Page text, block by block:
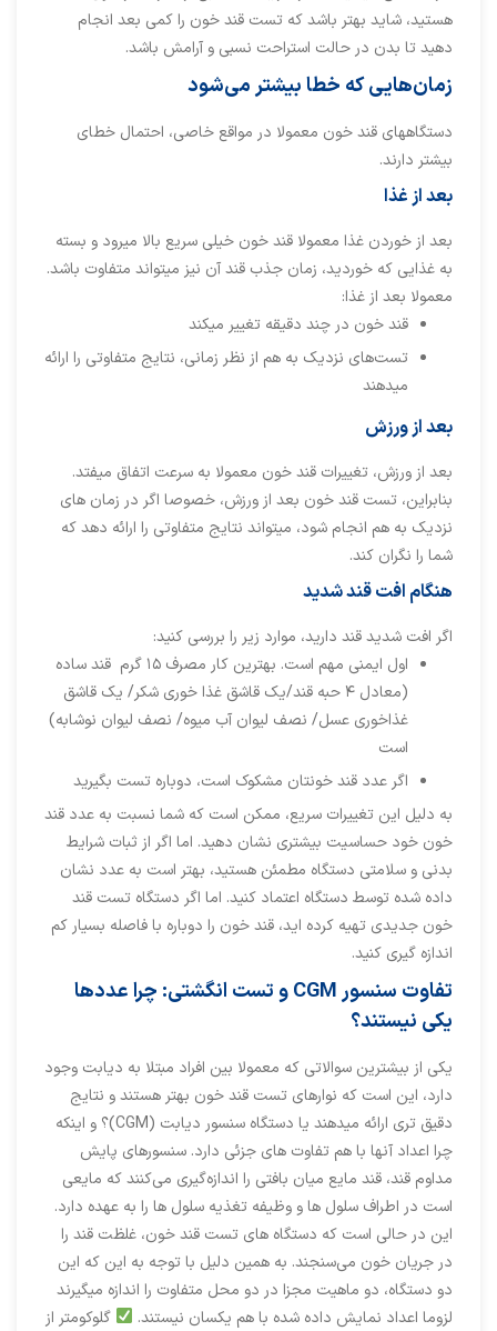
هستید، شاید بهتر باشد که تست قند خون را کمی بعد انجام
دهید تا بدن در حالت استراحت نسبی و آرامش باشد.
زمان‌هایی که خطا بیشتر می‌شود
دستگاههای قند خون معمولا در مواقع خاصی، احتمال خطای
بیشتر دارند.
بعد از غذا
بعد از خوردن غذا معمولا قند خون خیلی سریع بالا میرود و بسته
به غذایی که خوردید، زمان جذب قند آن نیز میتواند متفاوت باشد.
معمولا بعد از غذا:
قند خون در چند دقیقه تغییر میکند
تست‌های نزدیک به هم از نظر زمانی، نتایج متفاوتی را ارائه
میدهند
بعد از ورزش
بعد از ورزش، تغییرات قند خون معمولا به سرعت اتفاق میفتد.
بنابراین، تست قند خون بعد از ورزش، خصوصا اگر در زمان های
نزدیک به هم انجام شود، میتواند نتایج متفاوتی را ارائه دهد که
شما را نگران کند.
هنگام افت قند شدید
اگر افت شدید قند دارید، موارد زیر را بررسی کنید:
اول ایمنی مهم است. بهترین کار مصرف ۱۵ گرم قند ساده
(معادل ۴ حبه قند/یک قاشق غذا خوری شکر/ یک قاشق
غذاخوری عسل/ نصف لیوان آب میوه/ نصف لیوان نوشابه)
است
اگر عدد قند خونتان مشکوک است، دوباره تست بگیرید
به دلیل این تغییرات سریع، ممکن است که شما نسبت به عدد قند
خون خود حساسیت بیشتری نشان دهید. اما اگر از ثبات شرایط
بدنی و سلامتی دستگاه مطمئن هستید، بهتر است به عدد نشان
داده شده توسط دستگاه اعتماد کنید. اما اگر دستگاه تست قند
خون جدیدی تهیه کرده اید، قند خون را دوباره با فاصله بسیار کم
اندازه گیری کنید.
تفاوت سنسور CGM و تست انگشتی: چرا عددها
یکی نیستند؟
یکی از بیشترین سوالاتی که معمولا بین افراد مبتلا به دیابت وجود
دارد، این است که نوارهای تست قند خون بهتر هستند و نتایج
دقیق تری ارائه میدهند یا دستگاه سنسور دیابت (CGM)؟ و اینکه
چرا اعداد آنها با هم تفاوت های جزئی دارد. سنسورهای پایش
مداوم قند، قند مایع میان بافتی را اندازه‌گیری می‌کنند که مایعی
است در اطراف سلول ها و وظیفه تغذیه سلول ها را به عهده دارد.
این در حالی است که دستگاه های تست قند خون، غلظت قند را
در جریان خون می‌سنجند. به همین دلیل با توجه به این که این
دو دستگاه، دو ماهیت مجزا در دو محل متفاوت را اندازه میگیرند
لزوما اعداد نمایش داده شده با هم یکسان نیستند.
گلوکومتر از